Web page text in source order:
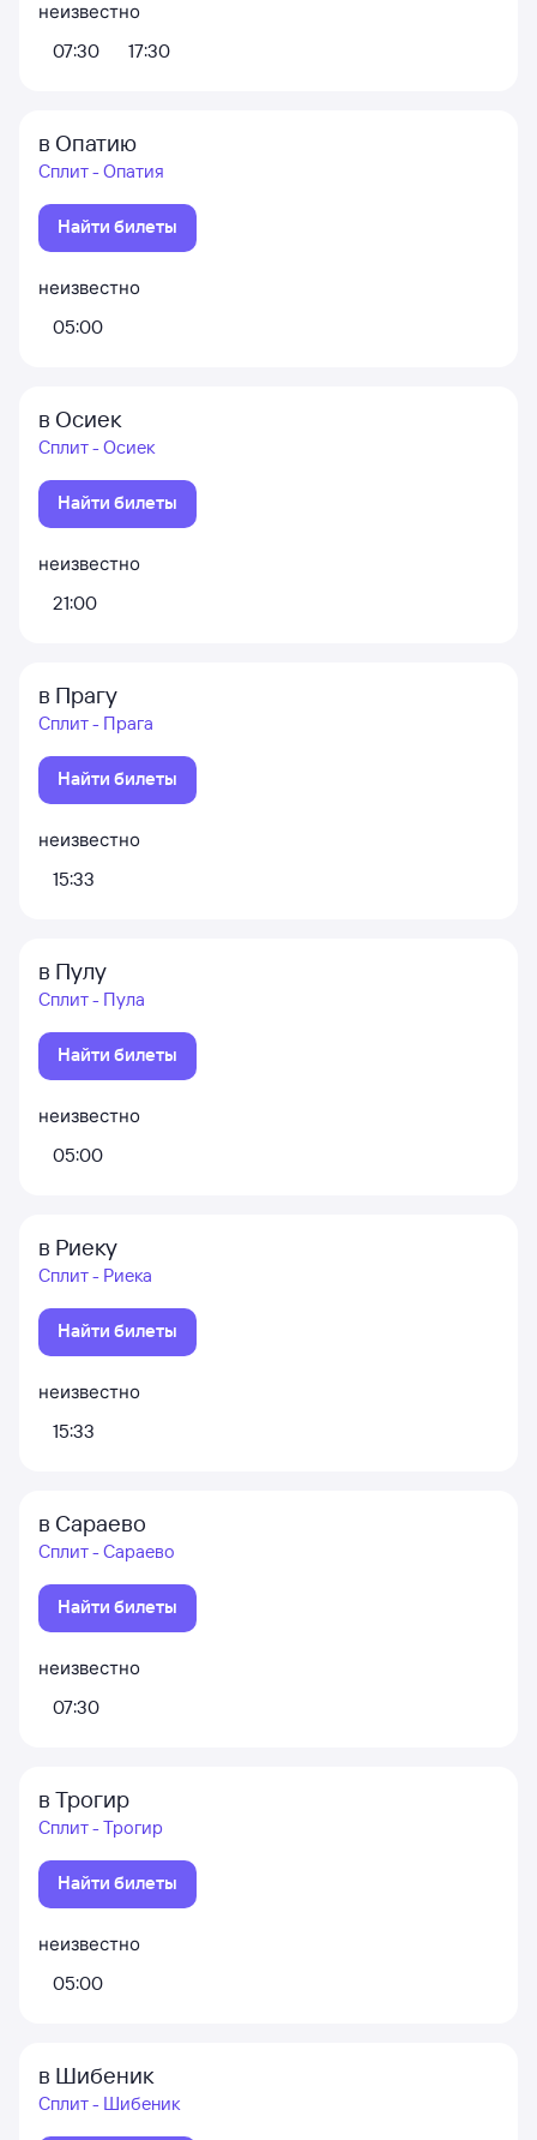
неизвестно
07:30
17:30
в Опатию
Сплит - Опатия
Найти билеты
неизвестно
05:00
в Осиек
Сплит - Осиек
Найти билеты
неизвестно
21:00
в Прагу
Сплит - Прага
Найти билеты
неизвестно
15:33
в Пулу
Сплит - Пула
Найти билеты
неизвестно
05:00
в Риеку
Сплит - Риека
Найти билеты
неизвестно
15:33
в Сараево
Сплит - Сараево
Найти билеты
неизвестно
07:30
в Трогир
Сплит - Трогир
Найти билеты
неизвестно
05:00
в Шибеник
Сплит - Шибеник